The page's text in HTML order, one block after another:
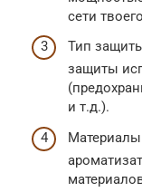
сети
Тип
защиты
и т.д.).
Материалы